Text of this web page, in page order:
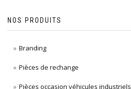
NOS PRODUITS
Branding
Pièces de rechange
Pièces occasion véhicules industriels